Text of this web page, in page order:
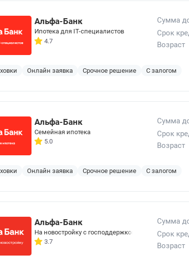
Альфа-Банк
Ипотека для IT-специалистов
4.7
Сумма
Срок
Возраст
Онлайн заявка Срочное решение С залогом
Альфа-Банк
Семейная ипотека
5.0
Сумма
Срок
Возраст
Онлайн заявка Срочное решение С залогом
Альфа-Банк
На новостройку с господдержкой
3.7
Сумма
Срок
Возраст